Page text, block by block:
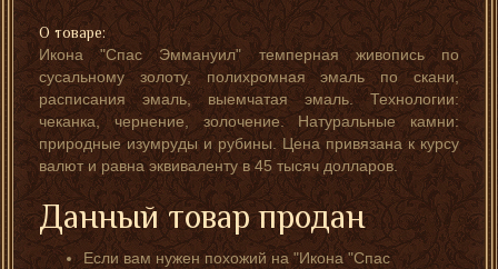
О товаре:
Икона "Спас Эммануил" темперная живопись по
сусальному золоту, полихромная эмаль по скани,
расписания эмаль, выемчатая эмаль. Технологии:
чеканка, чернение, золочение. Натуральные камни:
природные изумруды и рубины. Цена привязана к курсу
валют и равна эквиваленту в 45 тысяч долларов.
Данный товар продан
Если вам нужен похожий на "Икона "Спас